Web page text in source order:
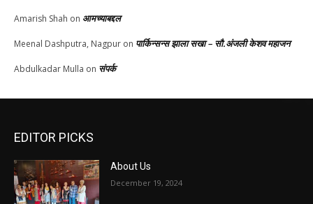
Amarish Shah on आमच्याबद्दल
Meenal Dashputra, Nagpur on पार्किन्सन्स झाला सखा – सौ.अंजली केशव महाजन
Abdulkadar Mulla on संपर्क
EDITOR PICKS
About Us
December 19, 2024